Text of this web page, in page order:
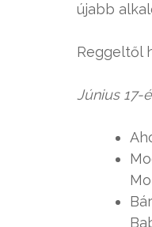
újabb
Reggeltől
Június 17-